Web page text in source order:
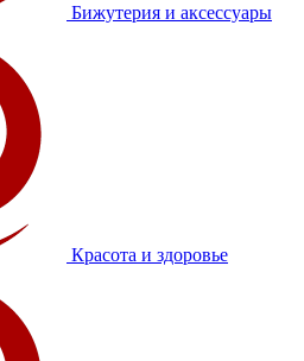
Бижутерия и аксессуары
Красота и здоровье